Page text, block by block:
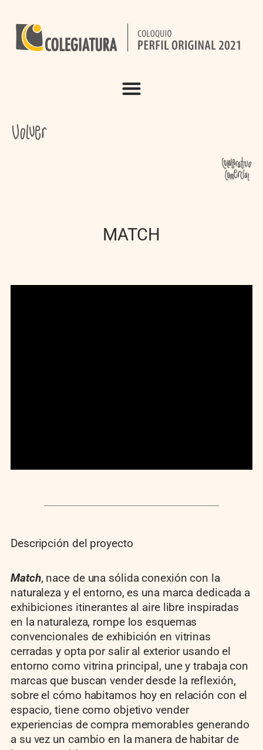
MATCH
Descripción del proyecto
Match, nace de una sólida conexión con la
naturaleza y el entorno, es una marca dedicada a
exhibiciones itinerantes al aire libre inspiradas
en la naturaleza, rompe los esquemas
convencionales de exhibición en vitrinas
cerradas y opta por salir al exterior usando el
entorno como vitrina principal, une y trabaja con
marcas que buscan vender desde la reflexión,
sobre el cómo habitamos hoy en relación con el
espacio, tiene como objetivo vender
experiencias de compra memorables generando
a su vez un cambio en la manera de habitar de